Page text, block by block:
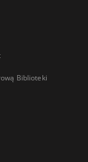
Biblioteki